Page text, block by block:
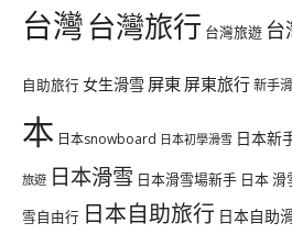
台灣台灣旅行 台灣旅遊 台
自助旅行 女生滑雪 屏東 屏東旅行新手
本 日本snowboard 日本初學滑雪 日本新
旅遊 日本滑雪 日本滑雪場新手 日本 滑
雪自由行 日本自助旅行 日本自助